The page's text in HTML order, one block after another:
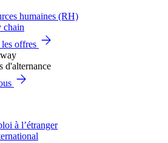
humaines (RH)
chain
offres
d'alternance
à l’étranger